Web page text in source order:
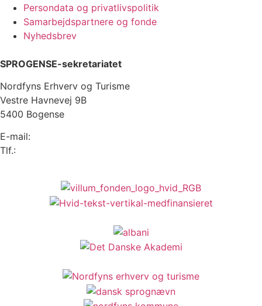
Persondata og privatlivspolitik
Samarbejdspartnere og fonde
Nyhedsbrev
SPROGENSE-sekretariatet
Nordfyns Erhverv og Turisme
Vestre Havnevej 9B
5400 Bogense
E-mail:
Tlf.: